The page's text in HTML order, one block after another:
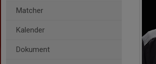
Matcher
Kalender
Dokument